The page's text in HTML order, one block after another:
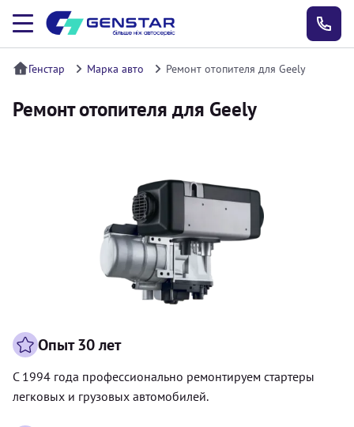
Генстар Марка авто Ремонт отопителя для Geely
Ремонт отопителя для Geely
Опыт 30 лет
С 1994 года профессионально ремонтируем стартеры
легковых и грузовых автомобилей.